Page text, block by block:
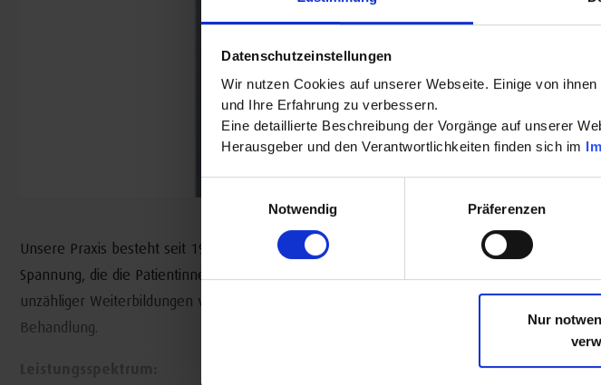
Datenschutzeinstellungen
Wir nutzen Cookies auf unserer Webseite. Einige von
und Ihre Erfahrung zu verbessern.
Eine detaillierte Beschreibung der Vorgänge auf unserer
Herausgeber und den Verantwortlichkeiten finden sich im
Notwendig
Präferenzen
Nur
Unsere Praxis besteht seit 1990. Wir versuchen jeden Tag, ganzheitliche Lösungen zu
Spannung, die die Patientinnen und Patienten an uns herantragen. Dazu können wir
unzähliger Weiterbildungen viele verschiedene Register ziehen. Jeder Mensch ist
Behandlung.